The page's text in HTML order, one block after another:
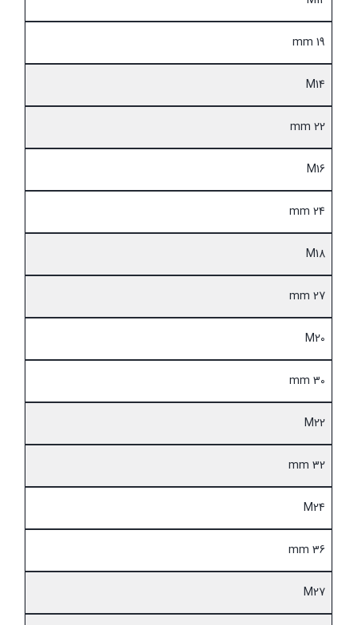
19 mm
M14
22 mm
M16
24 mm
M18
27 mm
M20
30 mm
M22
32 mm
M24
36 mm
M27